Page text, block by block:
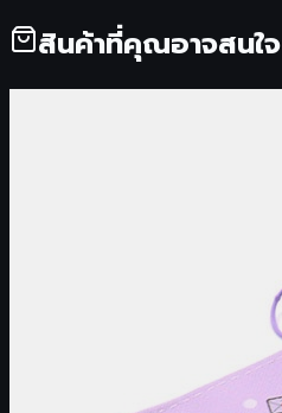
สินค้าที่คุณอาจสนใจ